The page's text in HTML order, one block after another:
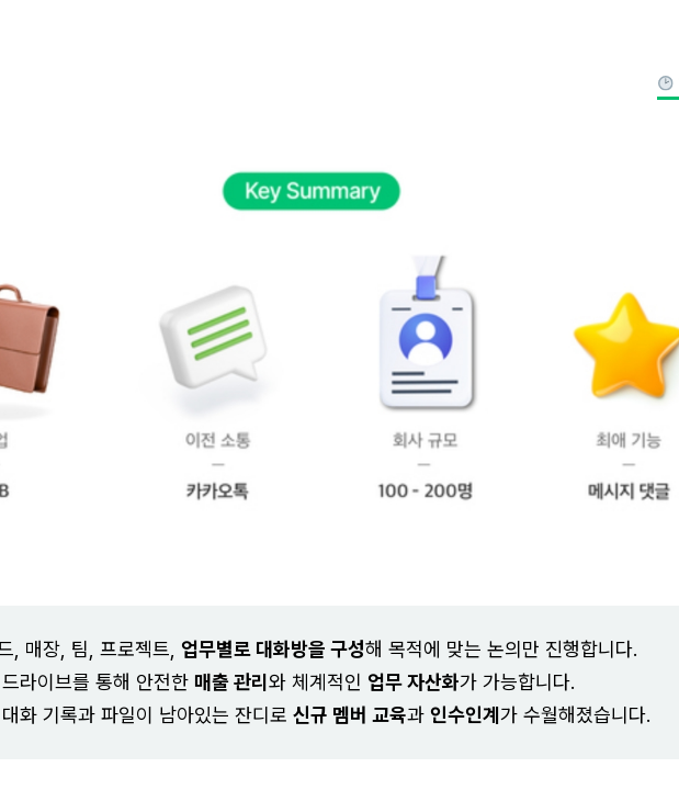
, 매장, 팀, 프로젝트, 업무별로 대화방을 구성해 목적에 맞는 논의만 진행합니다.
라이브를 통해 안전한 매출 관리와 체계적인 업무 자산화가 가능합니다.
화 기록과 파일이 남아있는 잔디로 신규 멤버 교육과 인수인계가 수월해졌습니다.